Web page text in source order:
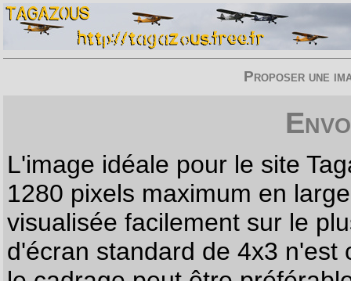
Proposer une
L'image idéale pour le site
1280 pixels maximum en
visualisée facilement sur le
d'écran standard de 4x3